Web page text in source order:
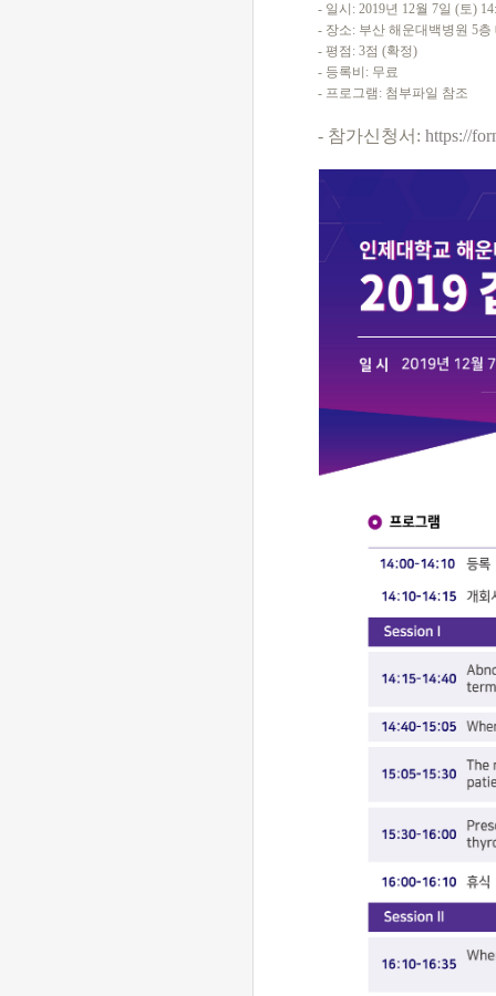
- 일시: 2019년 12월 7일 (토)
- 장소: 부산 해운대백병원 5층
- 평점: 3점 (확정)
- 등록비: 무료
- 프로그램: 첨부파일 참조
- 참가신청서:https://